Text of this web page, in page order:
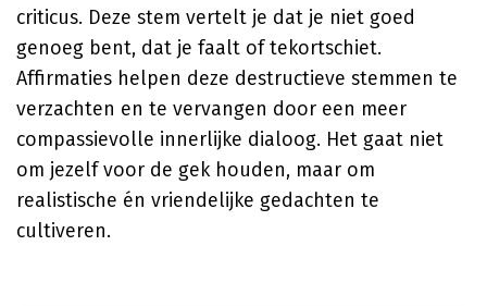
criticus. Deze stem vertelt je dat je niet goed
genoeg bent, dat je faalt of tekortschiet.
Affirmaties helpen deze destructieve stemmen te
verzachten en te vervangen door een meer
compassievolle innerlijke dialoog. Het gaat niet
om jezelf voor de gek houden, maar om
realistische én vriendelijke gedachten te
cultiveren.